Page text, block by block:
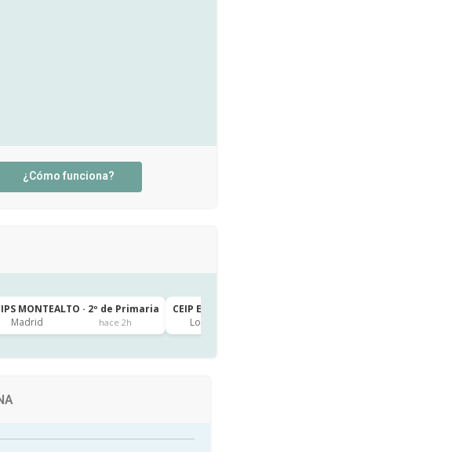
¿Cómo funciona?
MONTEALTO · 2º de Primaria
Madrid
hace 2h
CEIP EL ARCO · 2º de Primaria
Logroño